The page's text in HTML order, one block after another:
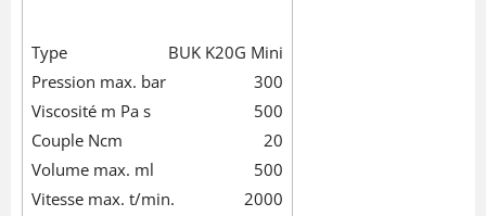
Type
BUK K20G Mini
Pression max. bar
300
Viscosité m Pa s
500
Couple Ncm
20
Volume max. ml
500
Vitesse max. t/min.
2000